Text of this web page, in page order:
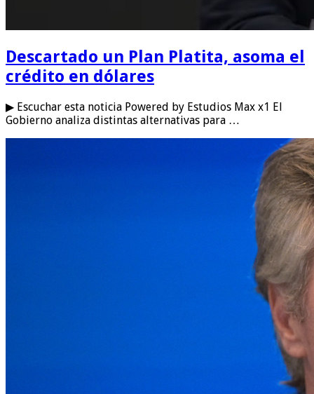
Descartado un Plan Platita, asoma el
crédito en dólares
▶ Escuchar esta noticia Powered by Estudios Max x1 El
Gobierno analiza distintas alternativas para …